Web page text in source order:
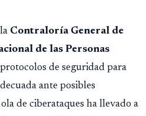
Contraloría General de
de las Personas
de seguridad para
ante posibles
de ciberataques ha llevado a